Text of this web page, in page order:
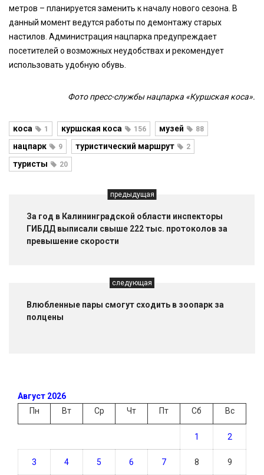
метров – планируется заменить к началу нового сезона. В
данный момент ведутся работы по демонтажу старых
настилов. Администрация нацпарка предупреждает
посетителей о возможных неудобствах и рекомендует
использовать удобную обувь.
Фото пресс-службы нацпарка «Куршская коса».
коса 1 куршская коса 156 музей 88
нацпарк 9 туристический маршрут 2
туристы 20
предыдущая
За год в Калининградской области инспекторы
ГИБДД выписали свыше 222 тыс. протоколов за
превышение скорости
следующая
Влюбленные пары смогут сходить в зоопарк за
полцены
Август 2026
Пн
Вт Ср Чт Пт Сб Вс
1 2
3 4 5 6 7 8 9